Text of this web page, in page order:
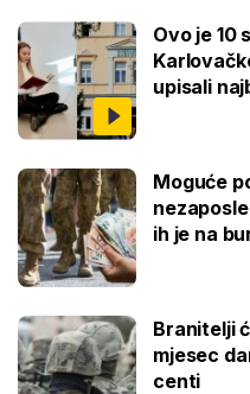
Ovo je 10
upisali
Moguće
ih je na
Branitelji
mjesec
centi